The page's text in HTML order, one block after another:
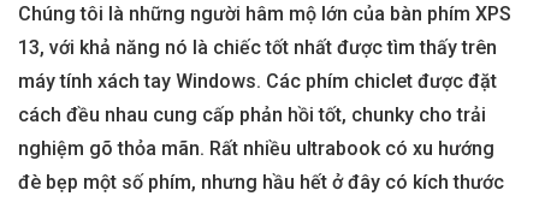
Chúng tôi là những người hâm mộ lớn của bàn phím XPS
13, với khả năng nó là chiếc tốt nhất được tìm thấy trên
máy tính xách tay Windows. Các phím chiclet được đặt
cách đều nhau cung cấp phản hồi tốt, chunky cho trải
nghiệm gõ thỏa mãn. Rất nhiều ultrabook có xu hướng
đè bẹp một số phím, nhưng hầu hết ở đây có kích thước